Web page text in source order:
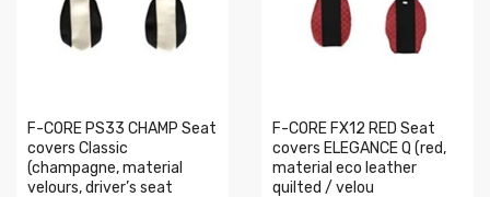
F-CORE PS33 CHAMP Seat
covers Classic
(champagne, material
velours, driver’s seat
F-CORE FX12 RED Seat
covers ELEGANCE Q (red,
material eco leather
quilted / velou